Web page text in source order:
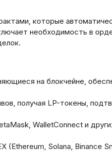
которые
необходимость в
на блокчейне,
получая LP-токены,
WalletConnect и
(Ethereum, Solana, Binance